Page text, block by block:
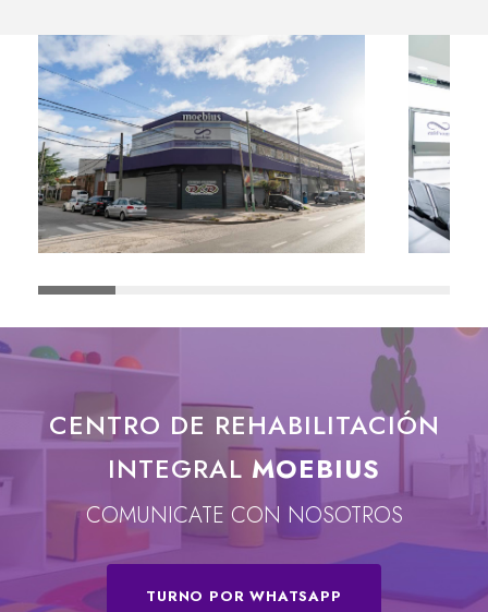
CENTRO DE REHABILITACIÓN
INTEGRAL MOEBIUS
COMUNICATE CON NOSOTROS
TURNO POR WHATSAPP